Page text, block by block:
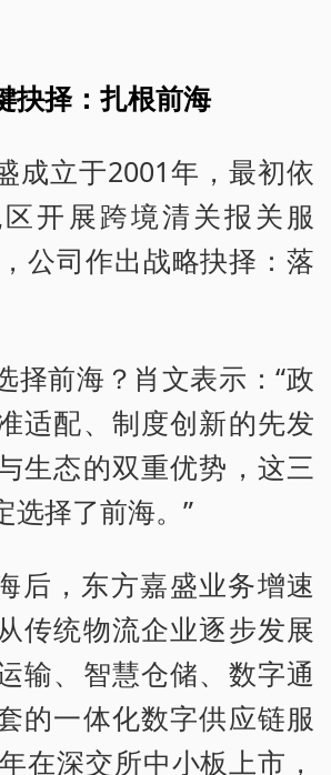
抉择：扎根前海
成立于2001年，最初依
开展跨境清关报关服
公司作出战略抉择：落
择前海？肖文表示：“政
适配、制度创新的先发
生态的双重优势，这三
选择了前海。”
后，东方嘉盛业务增速
传统物流企业逐步发展
输、智慧仓储、数字通
的一体化数字供应链服
在深交所中小板上市，